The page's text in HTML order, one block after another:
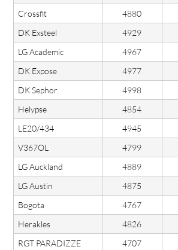
Crossfit
4880
DK Exsteel
4929
LG Academic
4967
DK Expose
4977
DK Sephor
4998
Helypse
4854
LE20/434
4945
V367OL
4799
LG Auckland
4889
LG Austin
4875
Bogota
4767
Herakles
4826
RGT PARADIZZE
4707